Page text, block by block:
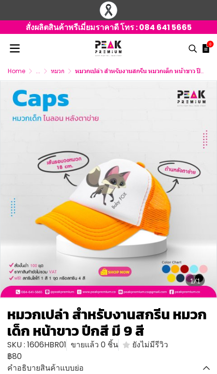
สั่งผลิตสินค้าพรีเมี่ยมราคาดี โทร :084 641 5665
0
Home ... หมวก หมวกเปล่า สำหรับงานสกรีน หมวกเด็ก หน้าขาว ปีกสี มี 9 สี
1/1
หมวกเปล่า สำหรับงานสกรีน หมวก
เด็ก หน้าขาว ปีกสี มี 9 สี
SKU : 1606HBR01 ขายแล้ว 0 ชิ้น
ยังไม่มีรีวิว
฿80
คำอธิบายสินค้าแบบย่อ